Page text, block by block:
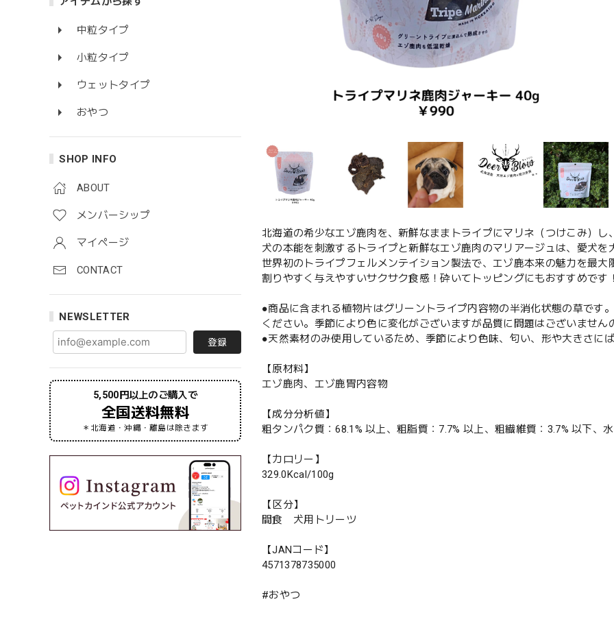
中粒タイプ
小粒タイプ
ウェットタイプ
おやつ
SHOP INFO
ABOUT
メンバーシップ
マイページ
CONTACT
NEWSLETTER
登録
5,500円以上のご購入で
全国送料無料
＊北海道・沖縄・離島は除きます
北海道の希少なエゾ鹿肉を、新鮮なままトライプにマリネ（つけこみ）し
犬の本能を刺激するトライプと新鮮なエゾ鹿肉のマリアージュは、愛犬を
世界初のトライプフェルメンテイション製法で、エゾ鹿本来の魅力を最大
割りやすく与えやすいサクサク食感！砕いてトッピングにもおすすめです
●商品に含まれる植物片はグリーントライプ内容物の半消化状態の草です
ください。季節により色に変化がございますが品質に問題はございません
●天然素材のみ使用しているため、季節により色味、匂い、形や大きさに
【原材料】
エゾ鹿肉、エゾ鹿胃内容物
【成分分析値】
粗タンパク質：68.1% 以上、粗脂質：7.7% 以上、粗繊維質：3.7% 以下、
【カロリー】
329.0Kcal/100g
【区分】
間食 犬用トリーツ
【JANコード】
4571378735000
#おやつ